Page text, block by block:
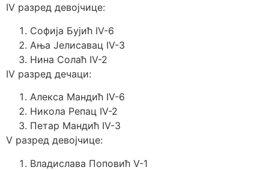
IV разред девојчице:
Софија Бујић IV-6
Ања Јелисавац IV-3
Нина Солаћ IV-2
IV разред дечаци:
Алекса Мандић IV-6
Никола Репац IV-2
Петар Мандић IV-3
V разред девојчице:
Владислава Поповић V-1